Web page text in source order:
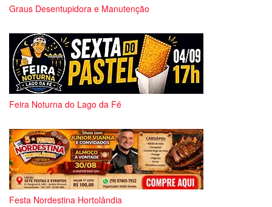
Graus Desentupidora e Manutenção
Feira Noturna do Lago da Fé
Festa Nordestina Hortolândia